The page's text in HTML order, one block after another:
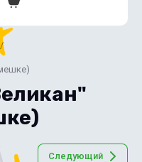
/
Следующий